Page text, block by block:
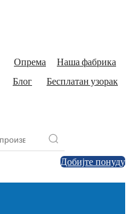
Опрема
Наша фабрика
Блог
Бесплатан узорак
Добијте понуду